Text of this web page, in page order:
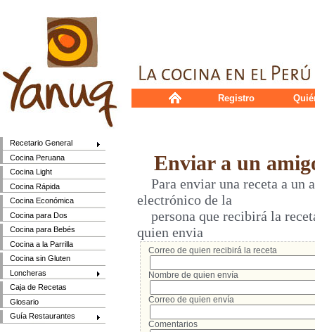
Recetario General
Cocina Peruana
Cocina Light
Cocina Rápida
Cocina Económica
Cocina para Dos
Cocina para Bebés
Cocina a la Parrilla
Cocina sin Gluten
Loncheras
Caja de Recetas
Glosario
Guía Restaurantes
Registro
Enviar a un
Para enviar una receta a un
electrónico de la
persona que recibirá la
quien envia
Correo de quien recibirá la receta
Nombre de quien envía
Correo de quien envía
Comentarios